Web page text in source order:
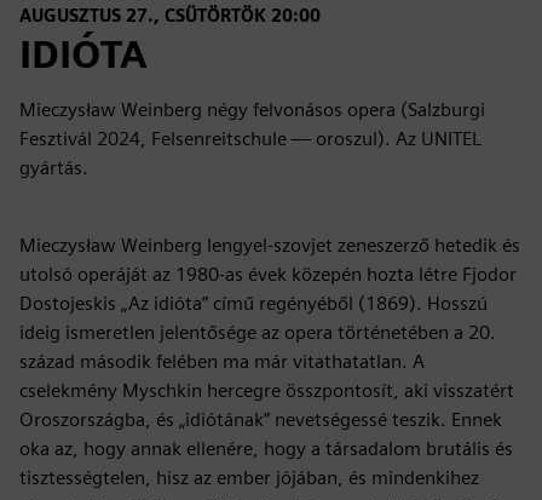
AUGUSZTUS 27., CSÜTÖRTÖK 20:00
IDIÓTA
Mieczysław Weinberg négy felvonásos opera (Salzburgi
Fesztivál 2024, Felsenreitschule — oroszul). Az UNITEL
gyártás.
Mieczysław Weinberg lengyel-szovjet zeneszerző hetedik és
utolsó operáját az 1980-as évek közepén hozta létre Fjodor
Dostojeskis „Az idióta” című regényéből (1869). Hosszú
ideig ismeretlen jelentősége az opera történetében a 20.
század második felében ma már vitathatatlan. A
cselekmény Myschkin hercegre összpontosít, aki visszatért
Oroszországba, és „idiótának” nevetségessé teszik. Ennek
oka az, hogy annak ellenére, hogy a társadalom brutális és
tisztességtelen, hisz az ember jójában, és mindenkihez